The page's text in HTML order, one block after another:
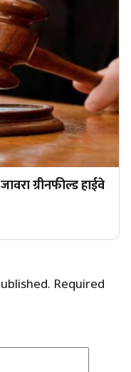
ग्रीनफील्ड हाईवे
Required